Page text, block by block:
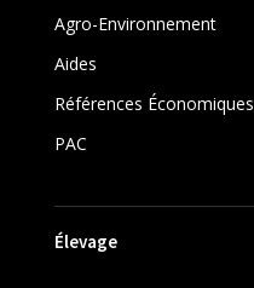
Agro-Environnement
Aides
Références Économiques
PAC
Élevage